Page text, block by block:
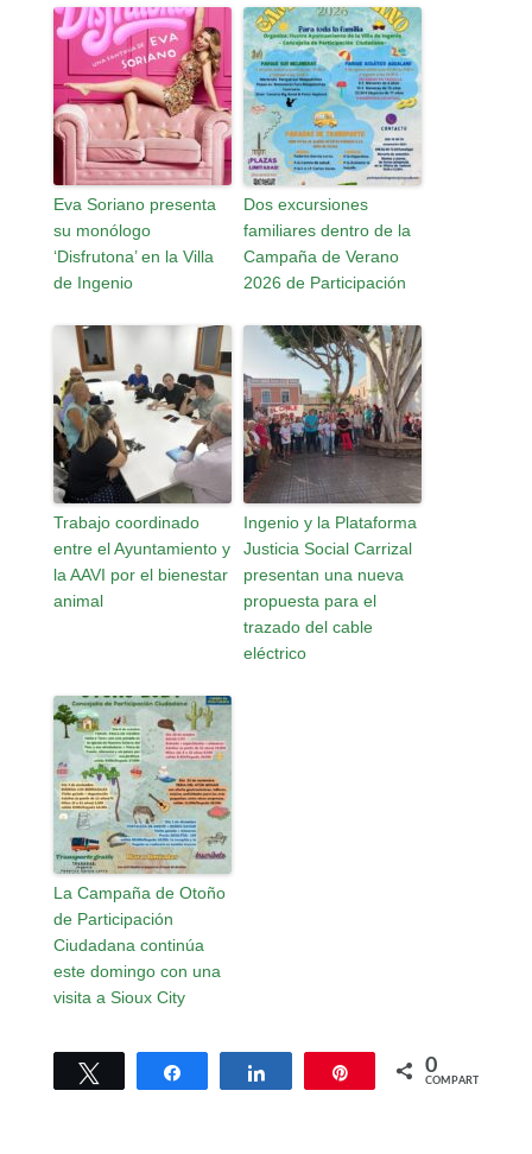
Eva Soriano presenta
su monólogo
‘Disfrutona’ en la Villa
de Ingenio
Dos excursiones
familiares dentro de la
Campaña de Verano
2026 de Participación
Trabajo coordinado
entre el Ayuntamiento y
la AAVI por el bienestar
animal
Ingenio y la Plataforma
Justicia Social Carrizal
presentan una nueva
propuesta para el
trazado del cable
eléctrico
La Campaña de Otoño
de Participación
Ciudadana continúa
este domingo con una
visita a Sioux City
Twittear Compartir Compartir 0
COMPARTIR